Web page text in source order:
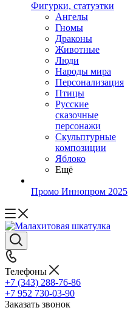
Фигурки, статуэтки
Ангелы
Гномы
Драконы
Животные
Люди
Народы мира
Персонализация
Птицы
Русские
сказочные
персонажи
Скульптурные
композиции
Яблоко
Ещё
Промо Иннопром 2025
Телефоны
+7 (343) 288-76-86
+7 952 730-03-90
Заказать звонок